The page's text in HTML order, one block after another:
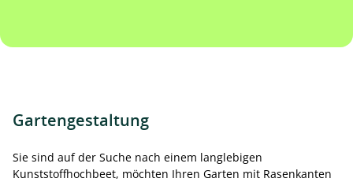
Gartengestaltung
Sie sind auf der Suche nach einem langlebigen
Kunststoffhochbeet, möchten Ihren Garten mit Rasenkanten